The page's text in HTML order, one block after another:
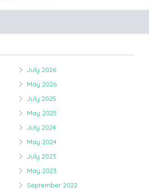
July 2026
May 2026
July 2025
May 2025
July 2024
May 2024
July 2023
May 2023
September 2022